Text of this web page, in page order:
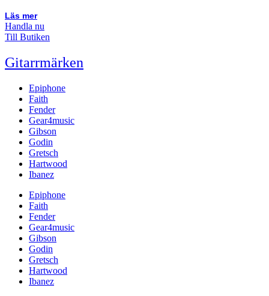
Läs mer
Handla nu
Till Butiken
Gitarrmärken
Epiphone
Faith
Fender
Gear4music
Gibson
Godin
Gretsch
Hartwood
Ibanez
Epiphone
Faith
Fender
Gear4music
Gibson
Godin
Gretsch
Hartwood
Ibanez